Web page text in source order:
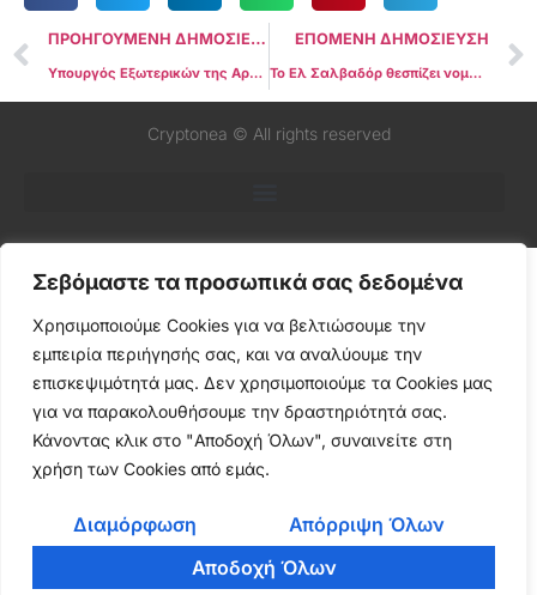
Σεβόμαστε τα προσωπικά σας δεδομένα
Χρησιμοποιούμε Cookies για να βελτιώσουμε την
εμπειρία περιήγησής σας, και να αναλύουμε την
επισκεψιμότητά μας. Δεν χρησιμοποιούμε τα Cookies μας
για να παρακολουθήσουμε την δραστηριότητά σας.
Κάνοντας κλικ στο "Αποδοχή Όλων", συναινείτε στη
χρήση των Cookies από εμάς.
Διαμόρφωση
Απόρριψη Όλων
Αποδοχή Όλων
ΠΡΟΗΓΟΥΜΕΝΗ ΔΗΜΟΣΙΕΥΣΗ
Υπουργός Εξωτερικών της Αργεντινής: Τα συμβόλαια μπορούν πλέον να διευθετηθούν σε Bitcoin
ΕΠΟΜΕΝΗ ΔΗΜΟΣΙΕΥΣΗ
Το Ελ Σαλβαδόρ θεσπίζει νομοθεσία που χορηγεί ιθαγένεια σε επενδυτές Bitcoin, σύμφωνα με αναφορές
Cryptonea © All rights reserved